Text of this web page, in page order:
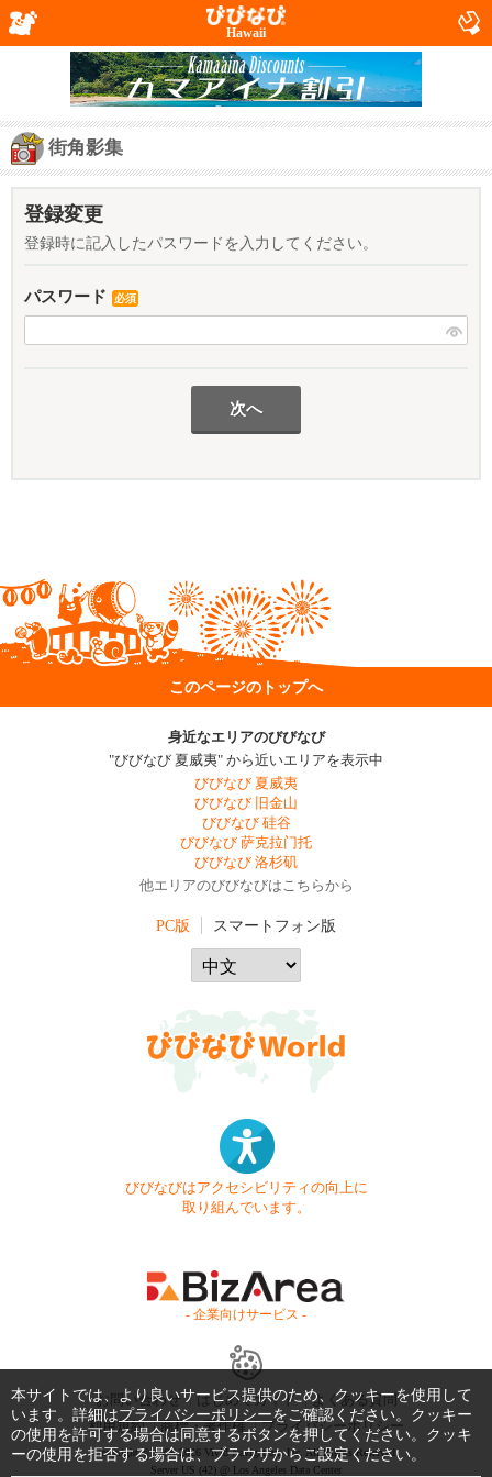
Hawaii
街角影集
登録変更
登録時に記入したパスワードを入力してください。
パスワード 必須
このページのトップへ
身近なエリアのびびなび
"びびなび 夏威夷" から近いエリアを表示中
びびなび 夏威夷
びびなび 旧金山
びびなび 硅谷
びびなび 萨克拉门托
びびなび 洛杉矶
他エリアのびびなびはこちらから
PC版 スマートフォン版
びびなびはアクセシビリティの向上に
取り組んでいます。
- 企業向けサービス -
お問い合わせ はじめてガイド
よくある質問
利用規約
商標・著作権 プライバシーポリシー
Copyright © 1999-2026 Vivid Navigation, Inc. All Rights Reserved.
Server US (42) @ Los Angeles Data Center
本サイトでは、より良いサービス提供のため、クッキーを使用して
います。詳細はプライバシーポリシーをご確認ください。クッキー
の使用を許可する場合は同意するボタンを押してください。クッキ
ーの使用を拒否する場合は、ブラウザからご設定ください。